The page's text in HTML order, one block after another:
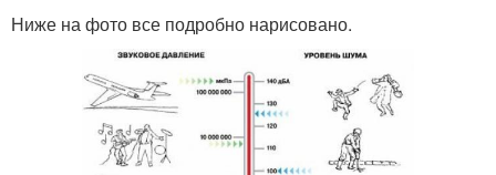
Ниже на фото все подробно нарисовано.